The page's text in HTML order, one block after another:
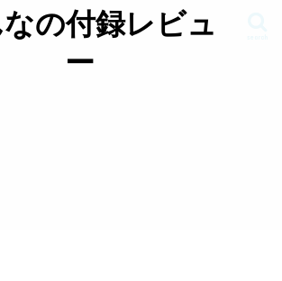
の付録レビュ
ー